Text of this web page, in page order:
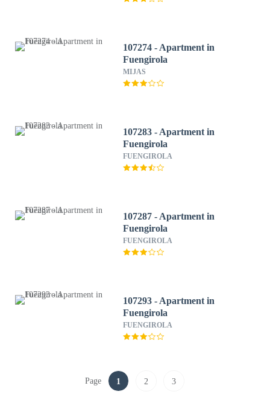
107274 - Apartment in
Fuengirola
MIJAS
107283 - Apartment in
Fuengirola
FUENGIROLA
107287 - Apartment in
Fuengirola
FUENGIROLA
107293 - Apartment in
Fuengirola
FUENGIROLA
Page 1 2 3